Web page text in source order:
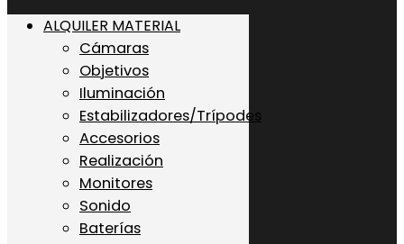
ALQUILER MATERIAL
Cámaras
Objetivos
Iluminación
Estabilizadores/Trípodes
Accesorios
Realización
Monitores
Sonido
Baterías